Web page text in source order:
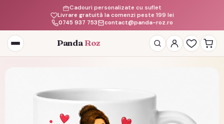
Livrare gratuită la comenzi peste 199 lei
Cadouri personalizate cu suflet
0745 937 753
contact@panda-roz.ro
Deschide
meniul
Panda Roz